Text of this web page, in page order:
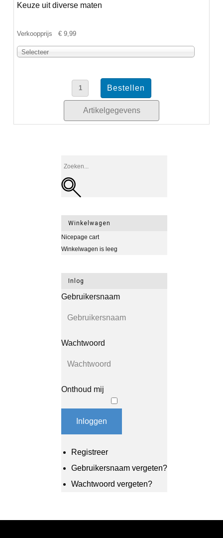
Keuze uit diverse maten
Verkoopprijs € 9,99
Selecteer
Artikelgegevens
Winkelwagen
Nicepage cart
Winkelwagen is leeg
Inlog
Gebruikersnaam
Wachtwoord
Onthoud mij
Inloggen
Registreer
Gebruikersnaam vergeten?
Wachtwoord vergeten?